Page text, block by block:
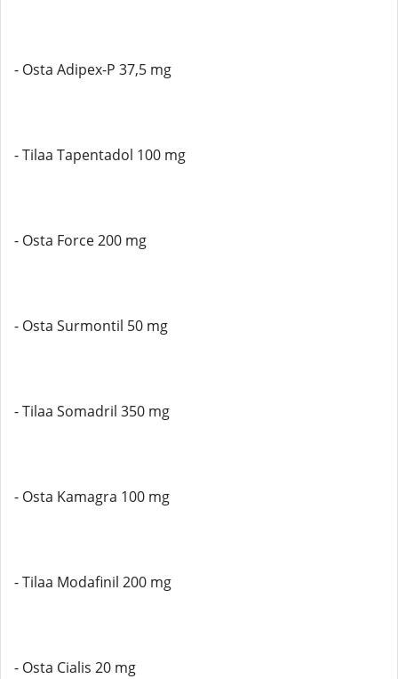
- Osta Adipex-P 37,5 mg
- Tilaa Tapentadol 100 mg
- Osta Force 200 mg
- Osta Surmontil 50 mg
- Tilaa Somadril 350 mg
- Osta Kamagra 100 mg
- Tilaa Modafinil 200 mg
- Osta Cialis 20 mg